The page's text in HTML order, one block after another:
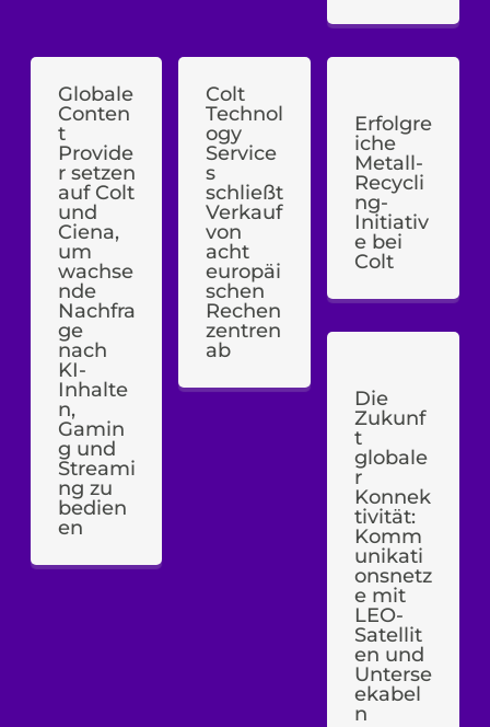
Globale
Conten
t
Provide
r setzen
auf Colt
und
Ciena,
um
wachse
nde
Nachfra
ge
nach
KI-
Inhalte
n,
Gamin
g und
Streami
ng zu
bedien
en
Colt
Technol
ogy
Service
s
schließt
Verkauf
von
acht
europäi
schen
Rechen
zentren
ab
Erfolgre
iche
Metall-
Recycli
ng-
Initiativ
e bei
Colt
Die
Zukunf
t
globale
r
Konnek
tivität:
Komm
unikati
onsnetz
e mit
LEO-
Satellit
en und
Unterse
ekabel
n